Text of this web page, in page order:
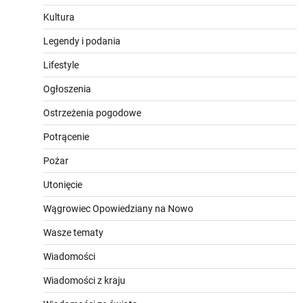
Kultura
Legendy i podania
Lifestyle
Ogłoszenia
Ostrzeżenia pogodowe
Potrącenie
Pożar
Utonięcie
Wągrowiec Opowiedziany na Nowo
Wasze tematy
Wiadomości
Wiadomości z kraju